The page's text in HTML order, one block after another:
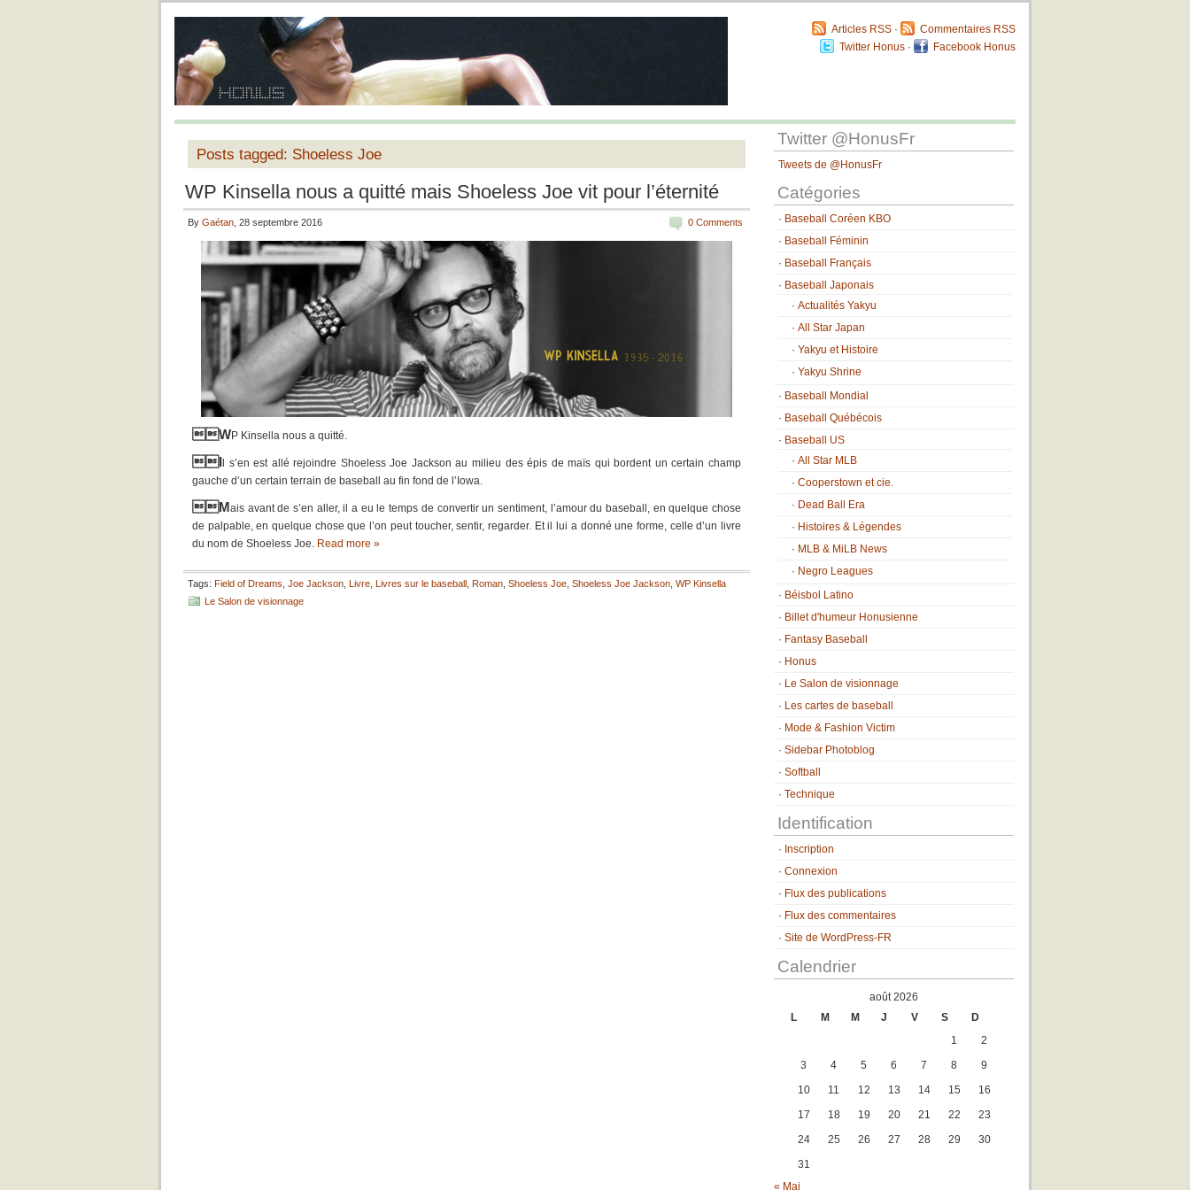
Articles RSS ·
Commentaires RSS
Twitter Honus · Facebook Honus
Posts tagged: Shoeless Joe
WP Kinsella nous a quitté mais Shoeless Joe vit pour l’éternité
0 Comments
By Gaétan , 28 septembre 2016
WP Kinsella nous a quitté.
I l s’en est allé rejoindre Shoeless Joe Jackson au milieu des épis de maïs qui bordent un certain champ
gauche d’un certain terrain de baseball au fin fond de l’Iowa.
Mais avant de s’en aller, il a eu le temps de convertir un sentiment, l’amour du baseball, en quelque chose
de palpable, en quelque chose que l’on peut toucher, sentir, regarder. Et il lui a donné une forme, celle d’un livre
du nom de Shoeless Joe. Read more »
Tags: Field of Dreams Joe Jackson Livre Livres sur le baseball Roman Shoeless Joe Shoeless Joe Jackson WP Kinsella
Le Salon de visionnage
Twitter @HonusFr
Tweets de @HonusFr
Catégories
Baseball Coréen KBO
Baseball Féminin
Baseball Français
Baseball Japonais
Actualités Yakyu
All Star Japan
Yakyu et Histoire
Yakyu Shrine
Baseball Mondial
Baseball Québécois
Baseball US
All Star MLB
Cooperstown et cie.
Dead Ball Era
Histoires & Légendes
MLB & MiLB News
Negro Leagues
Béisbol Latino
Billet d'humeur Honusienne
Fantasy Baseball
Honus
Le Salon de visionnage
Les cartes de baseball
Mode & Fashion Victim
Sidebar Photoblog
Softball
Technique
Identification
Inscription
Connexion
Flux des publications
Flux des commentaires
Site de WordPress-FR
Calendrier
août 2026
L
M M J V S
D
1
2
3
4 5 6 7 8
9
10
11 12 13 14 15
16
17
18 19 20 21 22
23
24
25 26 27 28 29
30
31
« Mai